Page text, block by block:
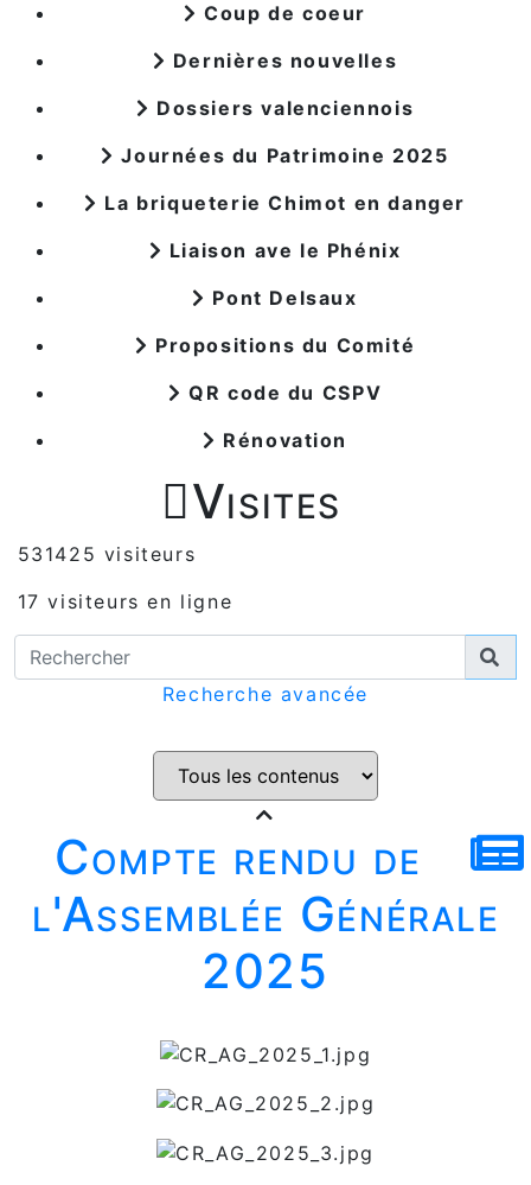
Coup de coeur
Dernières nouvelles
Dossiers valenciennois
Journées du Patrimoine 2025
La briqueterie Chimot en danger
Liaison ave le Phénix
Pont Delsaux
Propositions du Comité
QR code du CSPV
Rénovation
Visites
531425 visiteurs
17 visiteurs en ligne
Recherche avancée
Compte rendu de
l'Assemblée Générale
2025